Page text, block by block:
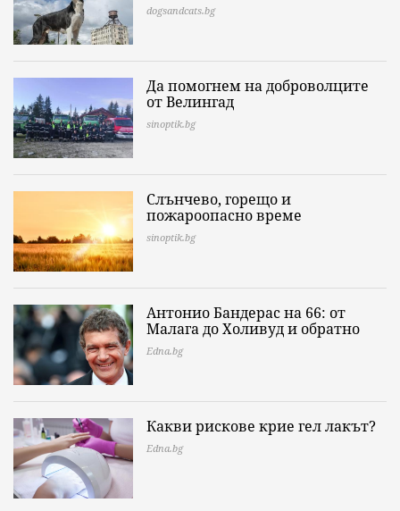
dogsandcats.bg
Да помогнем на доброволците
от Велингад
sinoptik.bg
Слънчево, горещо и
пожароопасно време
sinoptik.bg
Антонио Бандерас на 66: от
Малага до Холивуд и обратно
Edna.bg
Какви рискове крие гел лакът?
Edna.bg